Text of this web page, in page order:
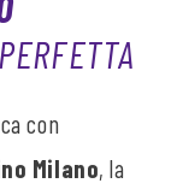
con
Milano, la